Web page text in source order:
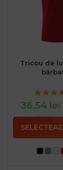
Tricou de
36.54 lei